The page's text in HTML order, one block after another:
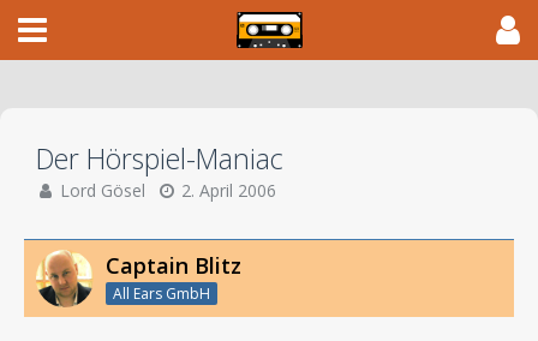
Der Hörspiel-Maniac
Lord Gösel 2. April 2006
Captain Blitz
All Ears GmbH